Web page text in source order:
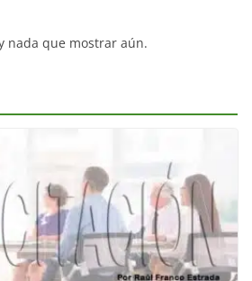
nada que mostrar aún.